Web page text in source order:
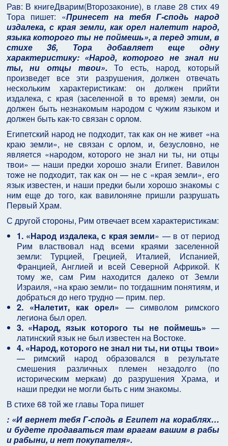
Рав: В книгеДварим(Второзаконие), в главе 28 стих 49
Тора пишет: «Принесет на тебя Г-сподь народ
издалека, с края земли, как орел налетит народ,
языка которого ты не поймешь», а перед этим, в
стихе 36, Тора добавляет еще одну
характеристику: «Народ, которого не знал ни
ты, ни отцы твои». То есть, народ, который
произведет все эти разрушения, должен отвечать
нескольким характеристикам: он должен прийти
издалека, с края (заселенной в то время) земли, он
должен быть незнакомым народом с чужим языком и
должен быть как-то связан с орлом.
Египетский народ не подходит, так как он не живет «на
краю земли», не связан с орлом, и, безусловно, не
является «народом, которого не знал ни ты, ни отцы
твои» — наши предки хорошо знали Египет. Вавилон
тоже не подходит, так как он — не с «края земли», его
язык известен, и наши предки были хорошо знакомы с
ним еще до того, как вавилоняне пришли разрушать
Первый Храм.
С другой стороны, Рим отвечает всем характеристикам:
1. «Народ издалека, с края земли» — в от период
Рим властвовал над всеми краями заселенной
земли: Турцией, Грецией, Италией, Испанией,
Францией, Англией и всей Северной Африкой. К
тому же, сам Рим находится далеко от Земли
Израиля, «на краю земли» по тогдашним понятиям, и
добраться до него трудно — прим. пер.
2. «Налетит, как орел» — символом римского
легиона был орел.
3. «Народ, язык которого ты не поймешь» —
латинский язык не был известен на Востоке.
4. «Народ, которого не знал ни ты, ни отцы твои»
— римский народ образовался в результате
смешения различных племен незадолго (по
историческим меркам) до разрушения Храма, и
наши предки не могли быть с ним знакомы.
В стихе 68 той же главы Тора пишет
: «И вернет тебя Г-сподь в Египет на кораблях…
и будете продаваться там врагам вашим в рабы
и рабыни, и нет покупателя».